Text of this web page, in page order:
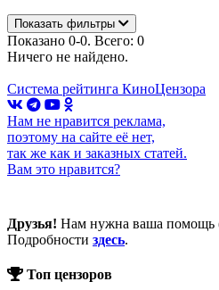
Показать фильтры
Показано 0-0. Всего: 0
Ничего не найдено.
Система рейтинга КиноЦензора
Нам не нравится реклама,
поэтому на сайте её нет,
так же как и заказных статей.
Вам это нравится?
Друзья! Нам нужна ваша помощь
Подробности здесь.
Топ цензоров